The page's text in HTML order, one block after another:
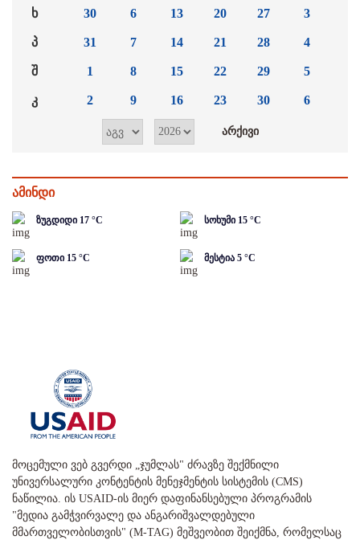
ხ
პ
შ
კ
30
31
1
2
6
7
8
9
13
14
15
16
20
21
22
23
27
28
29
30
3
4
5
6
ამინდი
ზუგდიდი 17 °C სოხუმი 15 °C
ფოთი 15 °C მესტია 5 °C
მოცემული ვებ გვერდი „ჯუმლას" ძრავზე შექმნილი
უნივერსალური კონტენტის მენეჯმენტის სისტემის (CMS)
ნაწილია. ის USAID-ის მიერ დაფინანსებული პროგრამის
"მედია გამჭვირვალე და ანგარიშვალდებული
მმართველობისთვის" (M-TAG) მეშვეობით შეიქმნა, რომელსაც